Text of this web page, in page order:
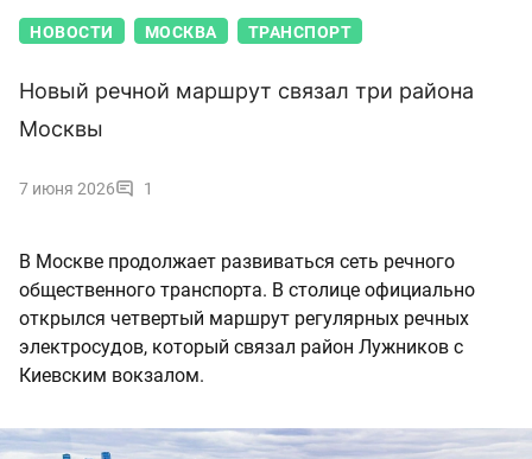
НОВОСТИ МОСКВА ТРАНСПОРТ
Новый речной маршрут связал три района
Москвы
7 июня 2026 1
В Москве продолжает развиваться сеть речного
общественного транспорта. В столице официально
открылся четвертый маршрут регулярных речных
электросудов, который связал район Лужников с
Киевским вокзалом.